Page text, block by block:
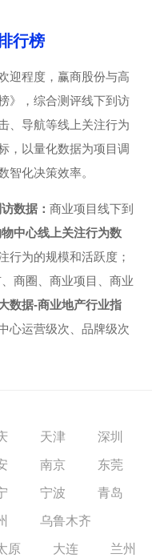
行榜
迎程度，赢商股份与高
》，综合测评线下到访
、导航等线上关注行为
，以量化数据为项目调
智化决策效率。
数据： 商业项目线下到
中心线上关注行为数
行为的规模和活跃度；
商圈、商业项目、商业
数据-商业地产行业指
心运营级次、品牌级次
天津 深圳
南京 东莞
宁波 青岛
乌鲁木齐
原 大连 兰州